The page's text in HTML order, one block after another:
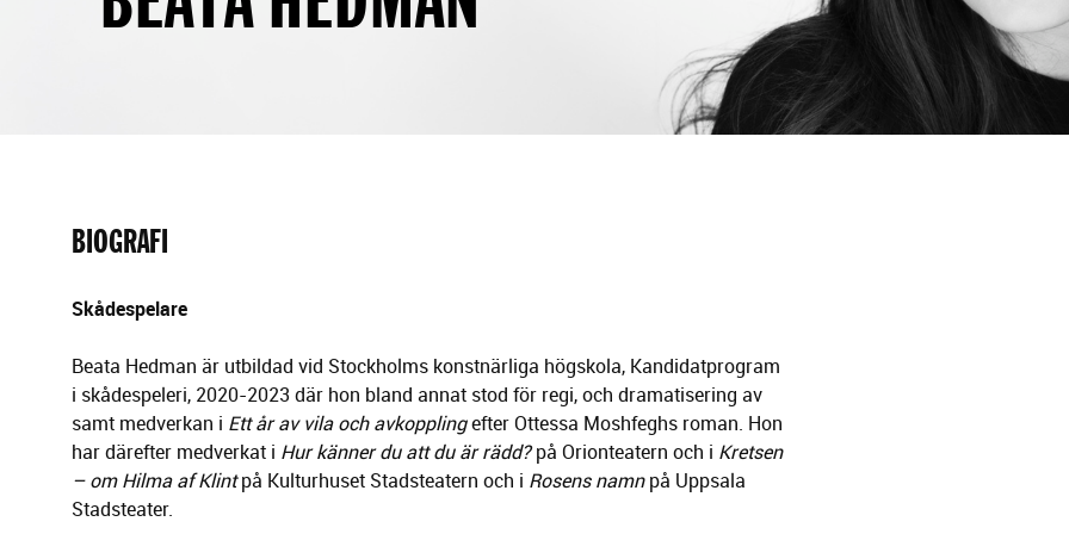
e
BIOGRAFI
Skådespelare
Beata Hedman är utbildad vid Stockholms konstnärliga högskola, Kandidatprogram
i skådespeleri, 2020-2023 där hon bland annat stod för regi, och dramatisering av
samt medverkan i Ett år av vila och avkopplingefter Ottessa Moshfeghs roman. Hon
har därefter medverkat i Hur känner du att du är rädd?på Orionteatern och i Kretsen
– om Hilma af Klintpå Kulturhuset Stadsteatern och i Rosens namnpå Uppsala
Stadsteater.